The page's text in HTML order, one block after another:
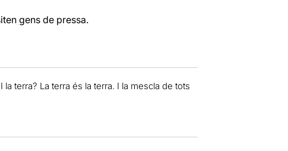
gens de pressa.
la terra? La terra és la terra. I la mescla de tots